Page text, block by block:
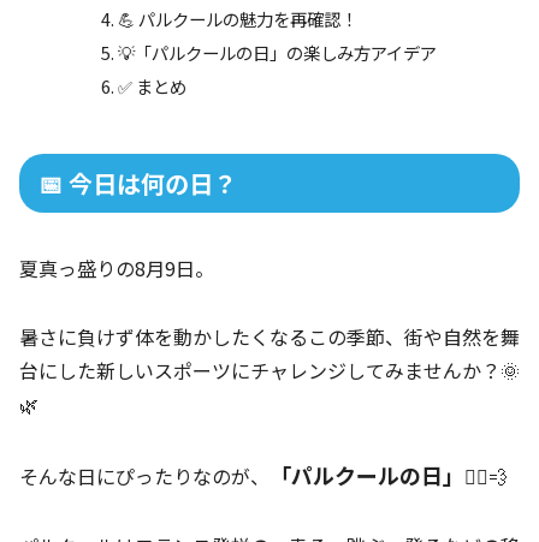
💪 パルクールの魅力を再確認！
💡「パルクールの日」の楽しみ方アイデア
✅ まとめ
📅 今日は何の日？
夏真っ盛りの8月9日。
暑さに負けず体を動かしたくなるこの季節、街や自然を舞
台にした新しいスポーツにチャレンジしてみませんか？🌞
🌿
そんな日にぴったりなのが、 「パルクールの日」 🏃‍♂️💨